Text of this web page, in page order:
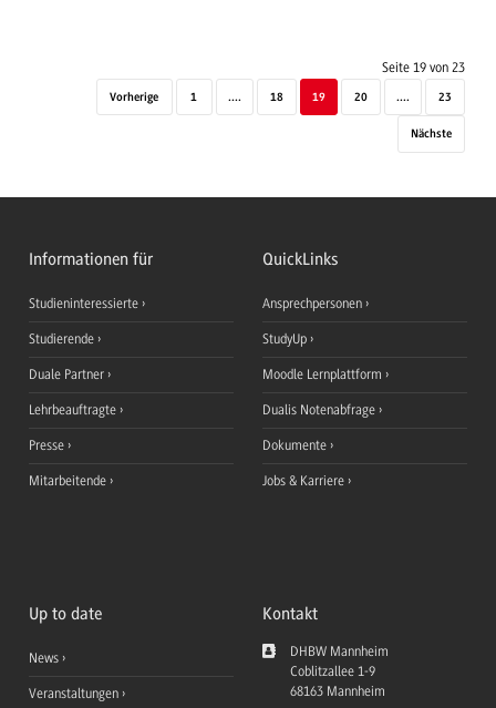
Seite 19 von 23
Vorherige 1 .... 18 19 20 .... 23
Nächste
Informationen für
Studieninteressierte
Studierende
Duale Partner
Lehrbeauftragte
Presse
Mitarbeitende
QuickLinks
Ansprechpersonen
StudyUp
Moodle Lernplattform
Dualis Notenabfrage
Dokumente
Jobs & Karriere
Up to date
News
Veranstaltungen
Kontakt
DHBW Mannheim
Coblitzallee 1-9
68163 Mannheim